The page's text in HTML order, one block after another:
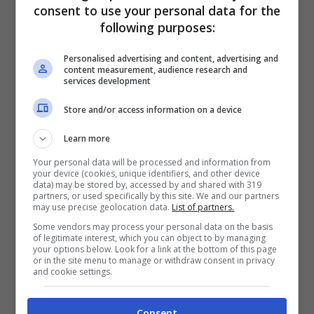
Rogers all'uno contro uno. Quest'ultimo si sposta palla
e calcia con forza. Ravaglia non impeccabile. 3-0!
21:39
Occasione Bologna
36'-Rowe si accentra e prova il cross per Castro.
L'argentino si allunga ma non riesce a colpire
21:32
Ammonito Bernardeschi
29'-Intervento scomposto di Bernardeschi. Ammonito
consent to use your personal data for the
following purposes:
Personalised advertising and content, advertising and
content measurement, audience research and
services development
Store and/or access information on a device
Learn more
Your personal data will be processed and information from
your device (cookies, unique identifiers, and other device
data) may be stored by, accessed by and shared with 319
partners, or used specifically by this site. We and our partners
may use precise geolocation data. List of partners.
Some vendors may process your personal data on the basis
of legitimate interest, which you can object to by managing
your options below. Look for a link at the bottom of this page
or in the site menu to manage or withdraw consent in privacy
and cookie settings.